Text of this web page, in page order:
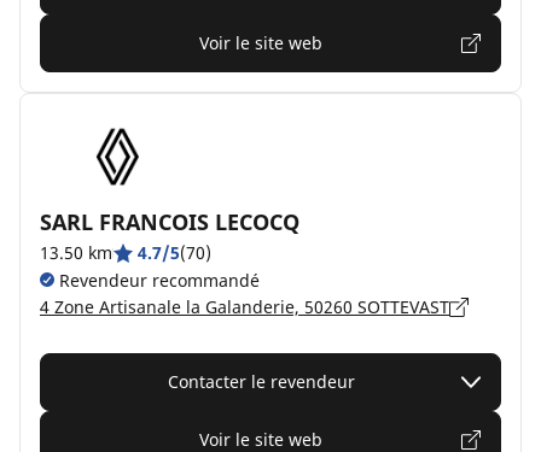
Voir le site web
SARL FRANCOIS LECOCQ
13.50 km 4.7/5(70)
Revendeur recommandé
4 Zone Artisanale la Galanderie, 50260 SOTTEVAST
Contacter le revendeur
Voir le site web